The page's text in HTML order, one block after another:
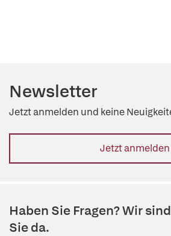
Newsletter
Jetzt anmelden und keine
Jetzt anmelden
Haben Sie Fragen? Wir
Sie da.